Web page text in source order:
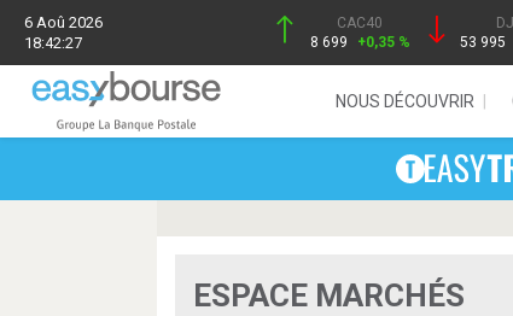
6 Aoû 2026
18:42:27
CAC40
8 699
+0,35 %
53 995
NOUS DÉCOUVRIR
ESPACE MARCHÉS